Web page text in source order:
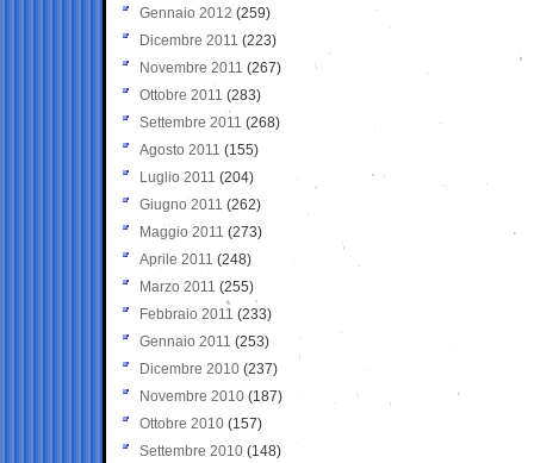
Gennaio 2012 (259)
Dicembre 2011 (223)
Novembre 2011 (267)
Ottobre 2011 (283)
Settembre 2011 (268)
Agosto 2011 (155)
Luglio 2011 (204)
Giugno 2011 (262)
Maggio 2011 (273)
Aprile 2011 (248)
Marzo 2011 (255)
Febbraio 2011 (233)
Gennaio 2011 (253)
Dicembre 2010 (237)
Novembre 2010 (187)
Ottobre 2010 (157)
Settembre 2010 (148)